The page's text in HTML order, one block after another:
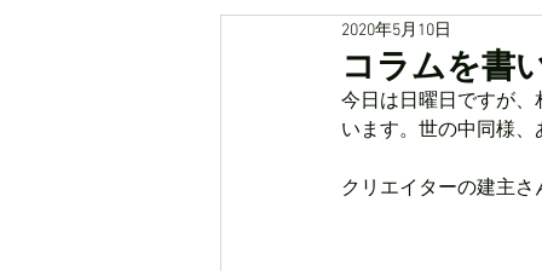
コラムを書
2020年5月10日
今日は日曜日ですが
います。世の中同様
クリエイターの建主